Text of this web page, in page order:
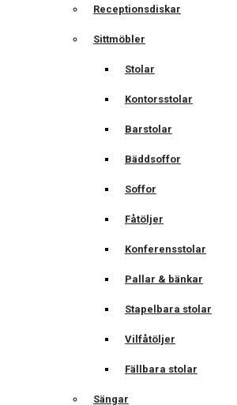
Receptionsdiskar
Sittmöbler
Stolar
Kontorsstolar
Barstolar
Bäddsoffor
Soffor
Fåtöljer
Konferensstolar
Pallar & bänkar
Stapelbara stolar
Vilfåtöljer
Fällbara stolar
Sängar